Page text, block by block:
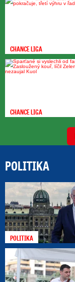
CHANCE LIGA
CHANCE LIGA
POLITIKA
POLITIKA